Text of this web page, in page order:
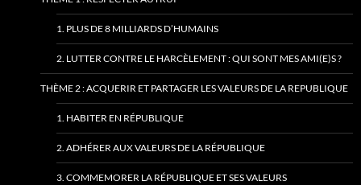
1. PLUS DE 8 MILLIARDS D’HUMAINS
2. LUTTER CONTRE LE HARCÈLEMENT : QUI SONT MES AMI(E)S ?
THÈME 2 : ACQUERIR ET PARTAGER LES VALEURS DE LA REPUBLIQUE
1. HABITER EN RÉPUBLIQUE
2. ADHÉRER AUX VALEURS DE LA RÉPUBLIQUE
3. COMMEMORER LA RÉPUBLIQUE ET SES VALEURS